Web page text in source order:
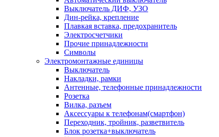
Выключатель ДИФ, УЗО
Дин-рейка, крепление
Плавкая вставка, предохранитель
Электросчетчики
Прочие принадлежности
Символы
Электромонтажные единицы
Выключатель
Накладки, рамки
Антенные, телефонные принадлежности
Розетка
Вилка, разъем
Аксессуары к телефонам(смартфон)
Переходник, тройник, разветвитель
Блок розетка+выключатель